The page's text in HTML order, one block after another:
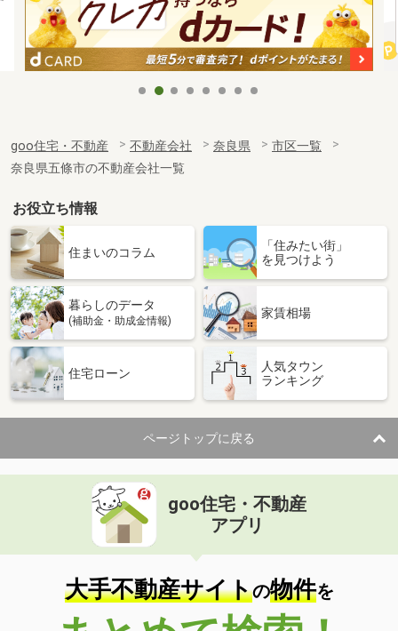
goo住宅・不動産 不動産会社 奈良県
市区一覧
奈良県五條市の不動産会社一覧
お役立ち情報
住まいのコラム
「住みたい街」
を見つけよう
暮らしのデータ
(補助金・助成金情報)
家賃相場
住宅ローン
人気タウン
ランキング
ページトップに戻る
goo住宅・不動産
アプリ
大手不動産サイトの物件を